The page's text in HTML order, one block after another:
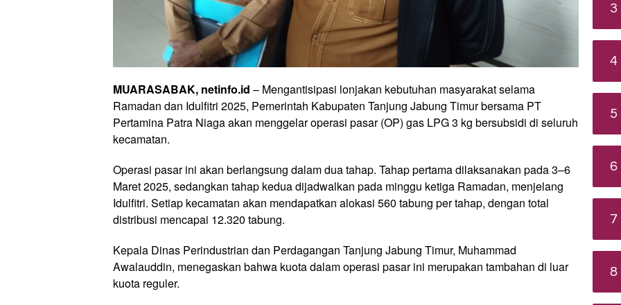
MUARASABAK, netinfo.id – Mengantisipasi lonjakan kebutuhan masyarakat selama
Ramadan dan Idulfitri 2025, Pemerintah Kabupaten Tanjung Jabung Timur bersama PT
Pertamina Patra Niaga akan menggelar operasi pasar (OP) gas LPG 3 kg bersubsidi di seluruh
kecamatan.
Operasi pasar ini akan berlangsung dalam dua tahap. Tahap pertama dilaksanakan pada 3–6
Maret 2025, sedangkan tahap kedua dijadwalkan pada minggu ketiga Ramadan, menjelang
Idulfitri. Setiap kecamatan akan mendapatkan alokasi 560 tabung per tahap, dengan total
distribusi mencapai 12.320 tabung.
Kepala Dinas Perindustrian dan Perdagangan Tanjung Jabung Timur, Muhammad
Awalauddin, menegaskan bahwa kuota dalam operasi pasar ini merupakan tambahan di luar
kuota reguler.
3
4
5
6
7
8